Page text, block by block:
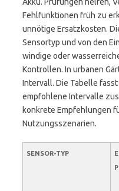
Fehlfunktionen früh zu
unnötige Ersatzkosten.
Sensortyp und von den
windige oder
Kontrollen. In urbanen
Intervall. Die Tabelle
empfohlene Intervalle
konkrete Empfehlungen
Nutzungsszenarien.
SENSOR-TYP